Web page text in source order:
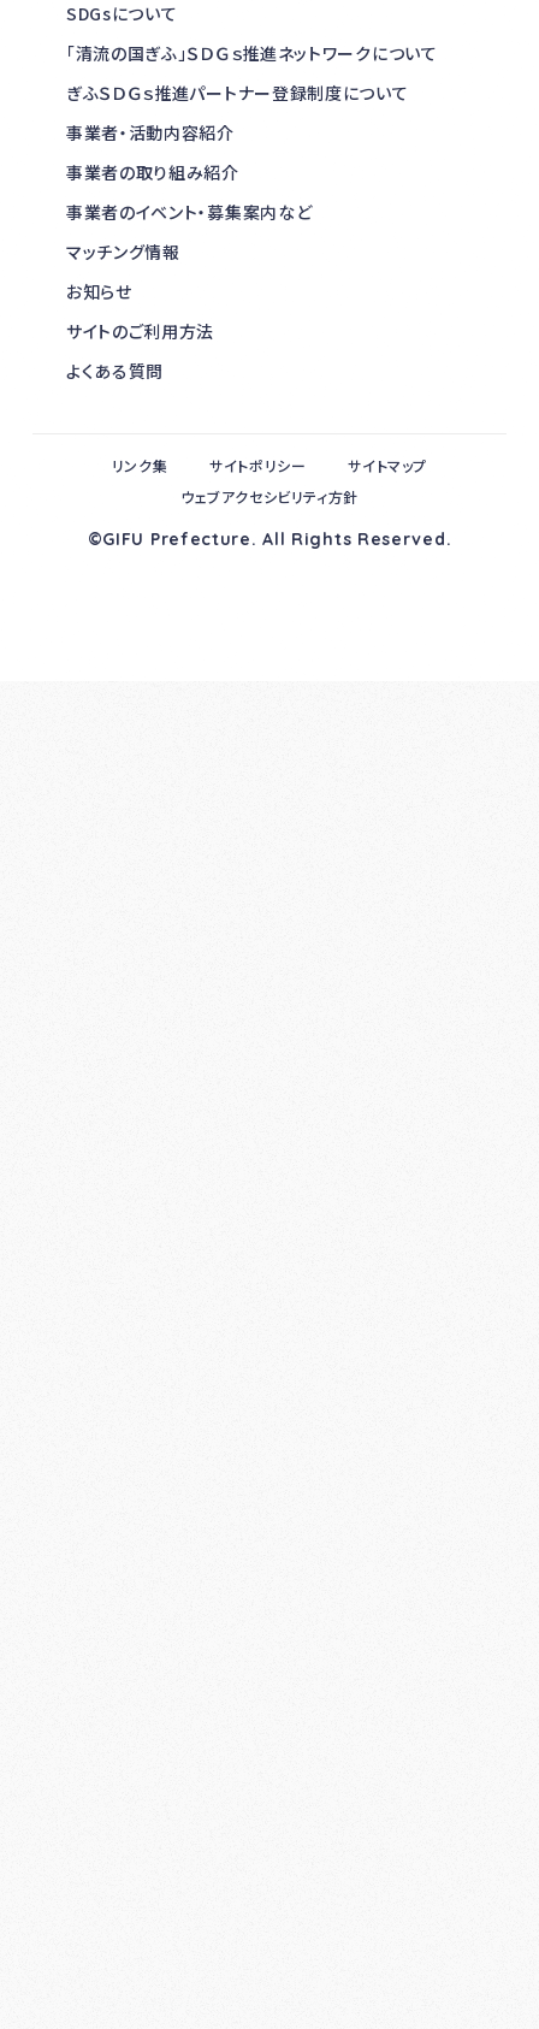
SDGsについて
「清流の国ぎふ」ＳＤＧｓ推進ネットワークについて
ぎふＳＤＧｓ推進パートナー登録制度について
事業者・活動内容紹介
事業者の取り組み紹介
事業者のイベント・募集案内など
マッチング情報
お知らせ
サイトのご利用方法
よくある質問
©GIFU Prefecture. All Rights Reserved.
リンク集 サイトポリシー
サイトマップ
ウェブアクセシビリティ方針